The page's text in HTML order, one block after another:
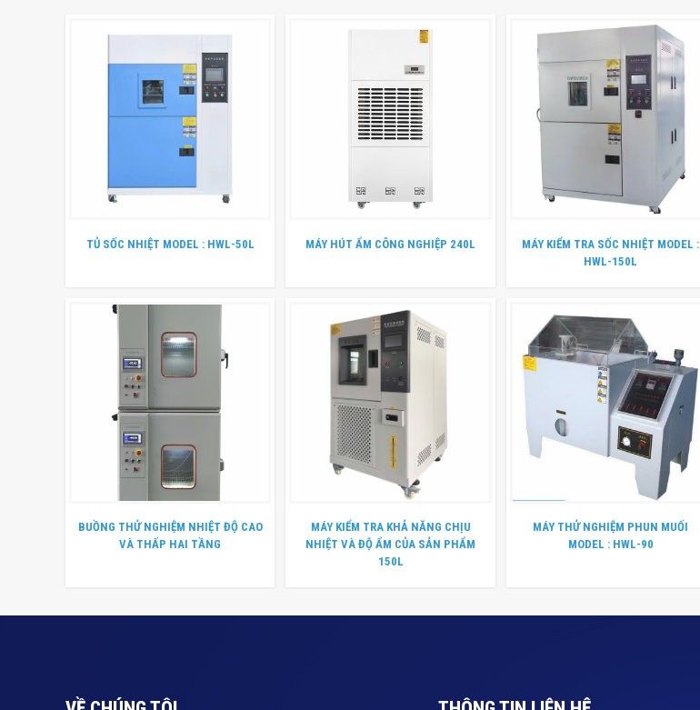
TỦ SỐC NHIỆT MODEL : HWL-50L MÁY HÚT ẨM CÔNG NGHIỆP 240L
MÁY KIỂM TRA SỐC NHIỆT MODEL :
HWL-150L
BUỒNG THỬ NGHIỆM NHIỆT ĐỘ CAO
VÀ THẤP HAI TẦNG
MÁY KIỂM TRA KHẢ NĂNG CHỊU
NHIỆT VÀ ĐỘ ẨM CỦA SẢN PHẨM
150L
MÁY THỬ NGHIỆM PHUN MUỐI
MODEL : HWL-90